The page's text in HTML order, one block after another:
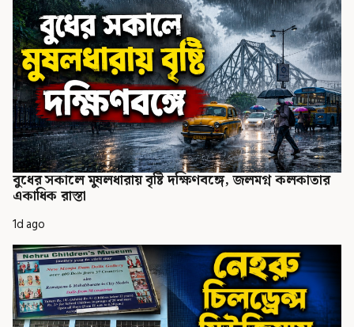
বুধের সকালে মুষলধারায় বৃষ্টি দক্ষিণবঙ্গে, জলমগ্ন কলকাতার
একাধিক রাস্তা
1d ago